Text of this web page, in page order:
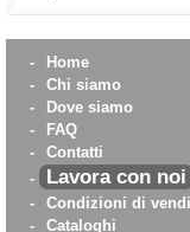
-
Home
-
Chi siamo
-
Dove siamo
-
FAQ
-
Contatti
-
Lavora con noi
-
Condizioni di
-
Cataloghi